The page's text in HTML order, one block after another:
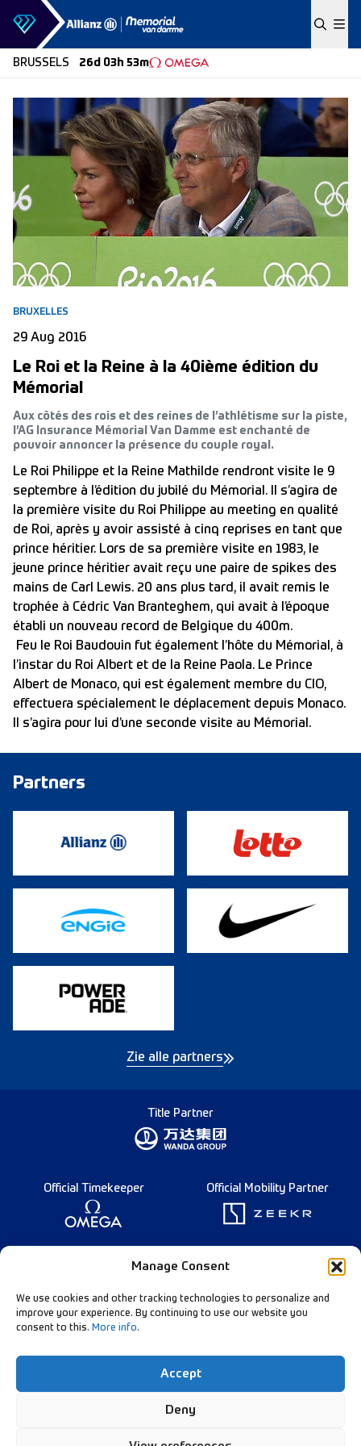
Manage Consent
We use cookies and other tracking technologies to personalize and
improve your experience. By continuing to use our website you
consent to this. More info.
Accept
Deny
Skip to content
BRUSSELS 26d 03h 53m
BRUXELLES
29 Aug 2016
Le Roi et la Reine à la 40ième édition du
Mémorial
Aux côtés des rois et des reines de l’athlétisme sur la piste,
l’AG Insurance Mémorial Van Damme est enchanté de
pouvoir annoncer la présence du couple royal.
Le Roi Philippe et la Reine Mathilde rendront visite le 9
septembre à l’édition du jubilé du Mémorial. Il s’agira de
la première visite du Roi Philippe au meeting en qualité
de Roi, après y avoir assisté à cinq reprises en tant que
prince héritier. Lors de sa première visite en 1983, le
jeune prince héritier avait reçu une paire de spikes des
mains de Carl Lewis. 20 ans plus tard, il avait remis le
trophée à Cédric Van Branteghem, qui avait à l’époque
établi un nouveau record de Belgique du 400m.
Feu le Roi Baudouin fut également l’hôte du Mémorial, à
l’instar du Roi Albert et de la Reine Paola. Le Prince
Albert de Monaco, qui est également membre du CIO,
effectuera spécialement le déplacement depuis Monaco.
Il s’agira pour lui d’une seconde visite au Mémorial.
Partners
Zie alle partners
Title Partner
Official Timekeeper Official Mobility Partner
Founding Partner
Follow Our Channels:
Data Privacy